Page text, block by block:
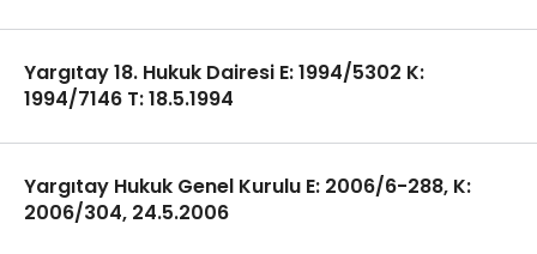
Yargıtay 18. Hukuk Dairesi E: 1994/5302 K:
1994/7146 T: 18.5.1994
Yargıtay Hukuk Genel Kurulu E: 2006/6-288, K:
2006/304, 24.5.2006